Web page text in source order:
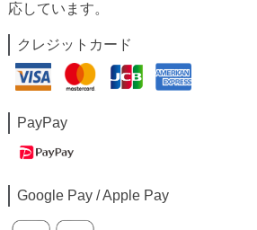
応しています。
クレジットカード
PayPay
Google Pay / Apple Pay